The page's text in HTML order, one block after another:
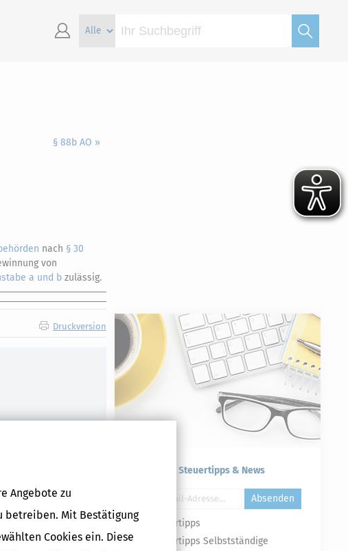
Angebote zu
betreiben. Mit Bestätigung
Cookies ein. Diese
§ 88b AO »
nach § 30
von
a und b zulässig.
Druckversion
Kostenlose Steuertipps & News
Absenden
Steuertipps
Steuertipps Selbstständige